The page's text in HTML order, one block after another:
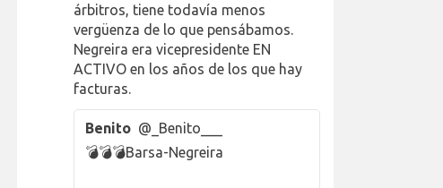
árbitros, tiene todavía menos
vergüenza de lo que pensábamos.
Negreira era vicepresidente EN
ACTIVO en los años de los que hay
facturas.
Benito @_Benito___
💣💣💣Barsa-Negreira